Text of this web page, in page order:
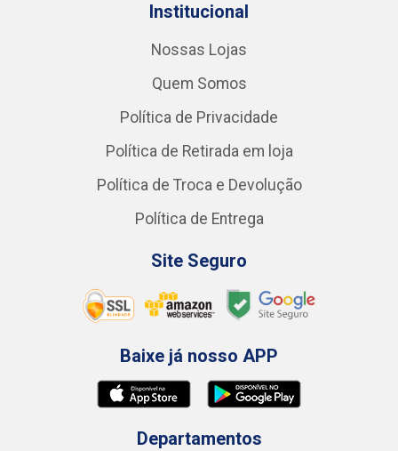
Institucional
Nossas Lojas
Quem Somos
Política de Privacidade
Política de Retirada em loja
Política de Troca e Devolução
Política de Entrega
Site Seguro
Baixe já nosso APP
Departamentos